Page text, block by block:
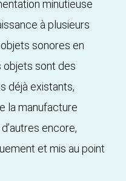
minutieuse
à plusieurs
sonores en
objets sont des
déjà existants,
la manufacture
encore,
et mis au point